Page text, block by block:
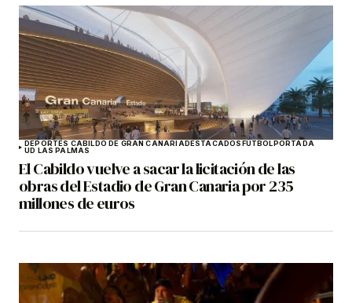
DEPORTES CABILDO DE GRAN CANARIADESTACADOSFÚTBOLPORTADA
UD LAS PALMAS
El Cabildo vuelve a sacar la licitación de las
obras del Estadio de Gran Canaria por 235
millones de euros